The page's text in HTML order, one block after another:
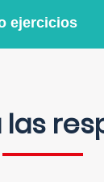
ejercicios
las